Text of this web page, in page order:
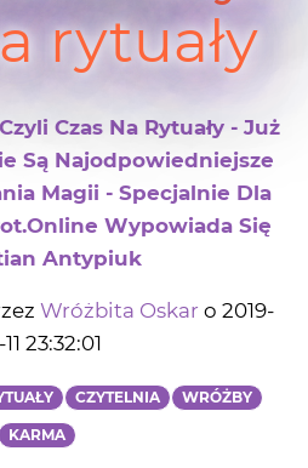
rytuały
Czas Na Rytuały - Już
Są Najodpowiedniejsze
Magii - Specjalnie Dla
Wypowiada Się
Antypiuk
Wróżbita Oskar o 2019-
23:32:01
CZYTELNIA WRÓŻBY
KARMA